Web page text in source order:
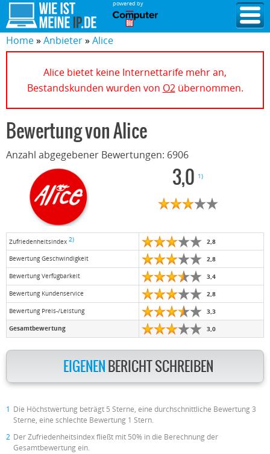
powered by
Home Anbieter Alice
Alice bietet keine Internettarife mehr an,
Bestandskunden wurden von O2übernommen.
Bewertung vonAlice
Anzahl abgegebener Bewertungen: 6906
3,0 1)
Zufriedenheitsindex 2) 2,8
Bewertung Geschwindigkeit 2,8
Bewertung Verfügbarkeit 3,4
Bewertung Kundenservice 2,8
Bewertung Preis-/Leistung 3,3
Gesamtbewertung 3,0
EIGENEN BERICHT SCHREIBEN
1 Die Höchstwertung beträgt 5 Sterne, eine durchschnittliche Bewertung 3
Sterne, eine schlechte Bewertung 1 Stern.
2 Der Zufriedenheitsindex fließt mit 50% in die Berechnung der
Gesamtbewertung ein.